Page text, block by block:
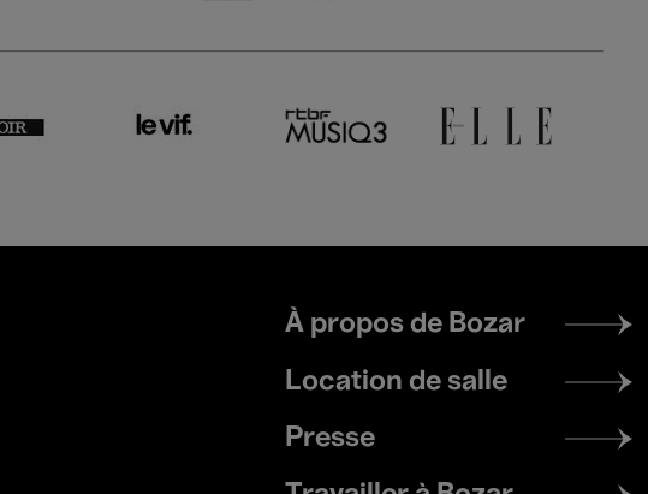
Footer
menu
À propos de Bozar
Location de salle
Presse